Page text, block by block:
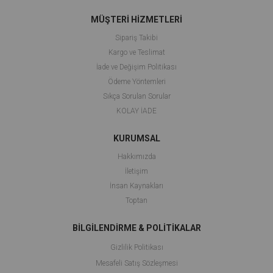
MÜŞTERİ HİZMETLERİ
Sipariş Takibi
Kargo ve Teslimat
İade ve Değişim Politikası
Ödeme Yöntemleri
Sıkça Sorulan Sorular
KOLAY İADE
KURUMSAL
Hakkımızda
İletişim
İnsan Kaynakları
Toptan
BİLGİLENDİRME & POLİTİKALAR
Gizlilik Politikası
Mesafeli Satış Sözleşmesi